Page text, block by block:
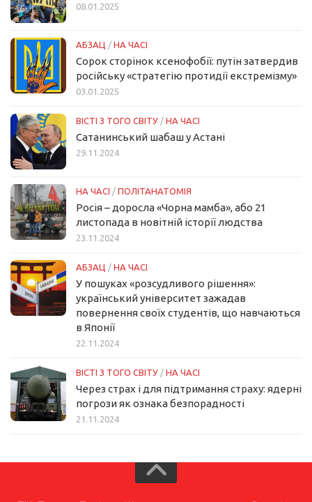
08.01.2025
АБЗАЦ / НА ЧАСІ
Сорок сторінок ксенофобії: путін затвердив
російську «стратегію протидії екстремізму»
03.01.2025
ВІСТІ З ТОГО СВІТУ / НА ЧАСІ
Сатанинський шабаш у Астані
29.11.2024
НА ЧАСІ / ПОЛІТАНАТОМІЯ
Росія – доросла «Чорна мамба», або 21
листопада в новітній історії людства
23.11.2024
АБЗАЦ / НА ЧАСІ
У пошуках «розсудливого рішення»:
український університет зажадав
повернення своїх студентів, що навчаються
в Японії
22.11.2024
ВІСТІ З ТОГО СВІТУ / НА ЧАСІ
Через страх і для підтримання страху: ядерні
погрози як ознака безпорадності
21.11.2024